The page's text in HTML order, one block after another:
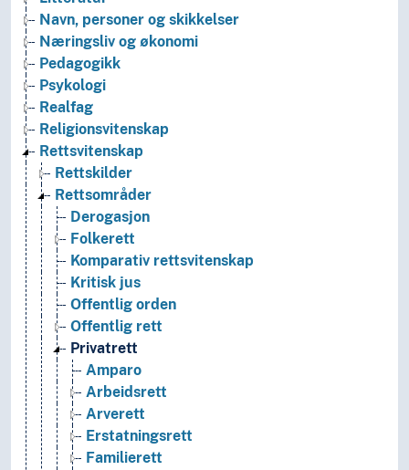
Navn, personer og skikkelser
Næringsliv og økonomi
Pedagogikk
Psykologi
Realfag
Religionsvitenskap
Rettsvitenskap
Rettskilder
Rettsområder
Derogasjon
Folkerett
Komparativ rettsvitenskap
Kritisk jus
Offentlig orden
Offentlig rett
Privatrett
Amparo
Arbeidsrett
Arverett
Erstatningsrett
Familierett